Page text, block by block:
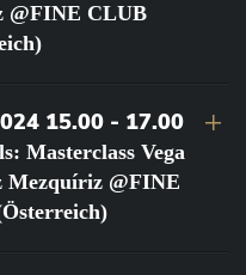
@FINE CLUB
15.00 - 17.00
Masterclass Vega
Mezquíriz @FINE